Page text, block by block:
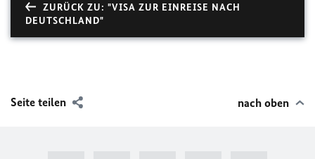
ZURÜCK ZU: "VISA ZUR EINREISE NACH
DEUTSCHLAND"
Seite teilen nach oben